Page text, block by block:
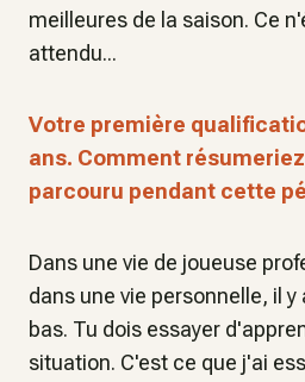
meilleures de la saison. Ce
attendu...
Votre première
ans. Comment
parcouru pendant cette
Dans une vie de joueuse
dans une vie personnelle, il
bas. Tu dois essayer
situation. C'est ce que j'ai